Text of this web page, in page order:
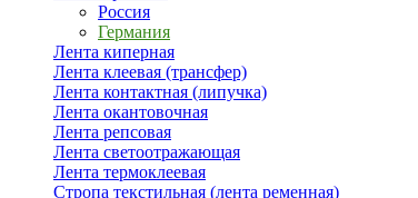
Россия
Германия
Лента киперная
Лента клеевая (трансфер)
Лента контактная (липучка)
Лента окантовочная
Лента репсовая
Лента светоотражающая
Лента термоклеевая
Стропа текстильная (лента ременная)